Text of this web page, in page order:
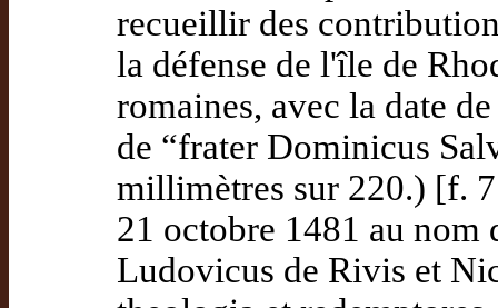
recueillir des
la défense de l'île de
romaines, avec la date
de “frater Dominicus
millimètres sur 220.) [f.
21 octobre 1481 au nom
Ludovicus de Rivis et